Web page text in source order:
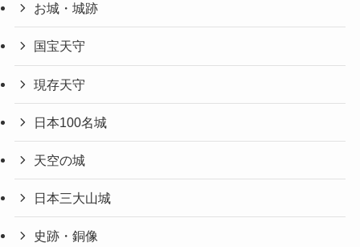
お城・城跡
国宝天守
現存天守
日本100名城
天空の城
日本三大山城
史跡・銅像